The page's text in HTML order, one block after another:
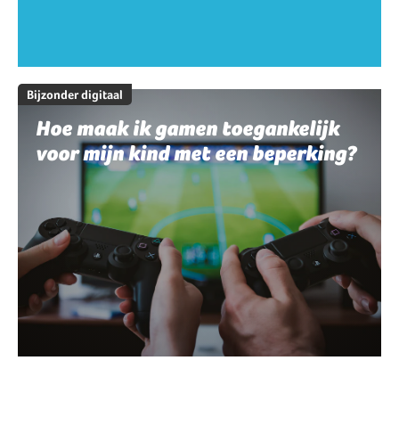
Bijzonder digitaal
Hoe maak ik gamen toegankelijk
voor mijn kind met een beperking?